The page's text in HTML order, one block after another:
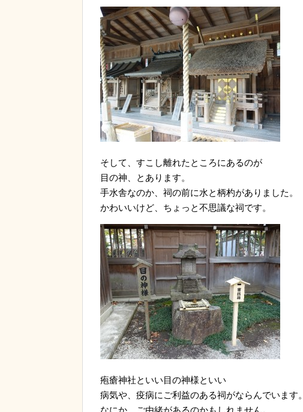
そして、すこし離れたところにあるのが
目の神、とあります。
手水舎なのか、祠の前に水と柄杓がありました。
かわいいけど、ちょっと不思議な祠です。
疱瘡神社といい目の神様といい
病気や、疫病にご利益のある祠がならんでいます。
なにか、ご由緒があるのかもしれません。